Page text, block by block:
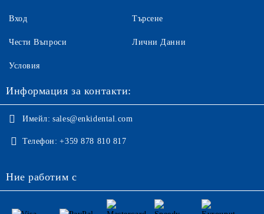
Вход
Чести Въпроси
Търсене
Лични Данни
Условия
Информация за контакти:
Имейл: sales@enkidental.com
Телефон: +359 878 810 817
Ние работим с